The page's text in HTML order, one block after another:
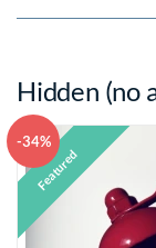
Hidden (no
-34%
Featured